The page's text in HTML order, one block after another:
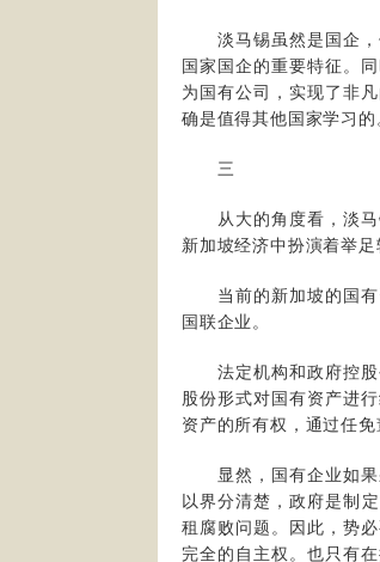
淡马锡虽然是国企，
国家国企的重要特征。
为国有公司，实现了非
确是值得其他国家学习的
三
从大的角度看，淡马
新加坡经济中扮演着举
当前的新加坡的国有
国联企业。
法定机构和政府控股
股份形式对国有资产进
资产的所有权，通过任
显然，国有企业如果
以界分清楚，政府是制
租腐败问题。因此，势
完全的自主权。也只有